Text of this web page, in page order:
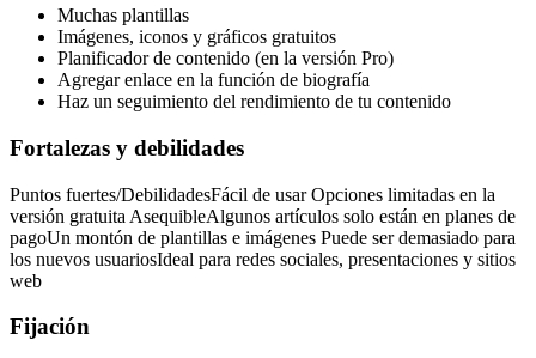
Muchas plantillas
Imágenes, iconos y gráficos gratuitos
Planificador de contenido (en la versión Pro)
Agregar enlace en la función de biografía
Haz un seguimiento del rendimiento de tu contenido
Fortalezas y debilidades
Puntos fuertes/DebilidadesFácil de usar Opciones limitadas en la
versión gratuita AsequibleAlgunos artículos solo están en planes de
pagoUn montón de plantillas e imágenes Puede ser demasiado para
los nuevos usuariosIdeal para redes sociales, presentaciones y sitios
web
Fijación